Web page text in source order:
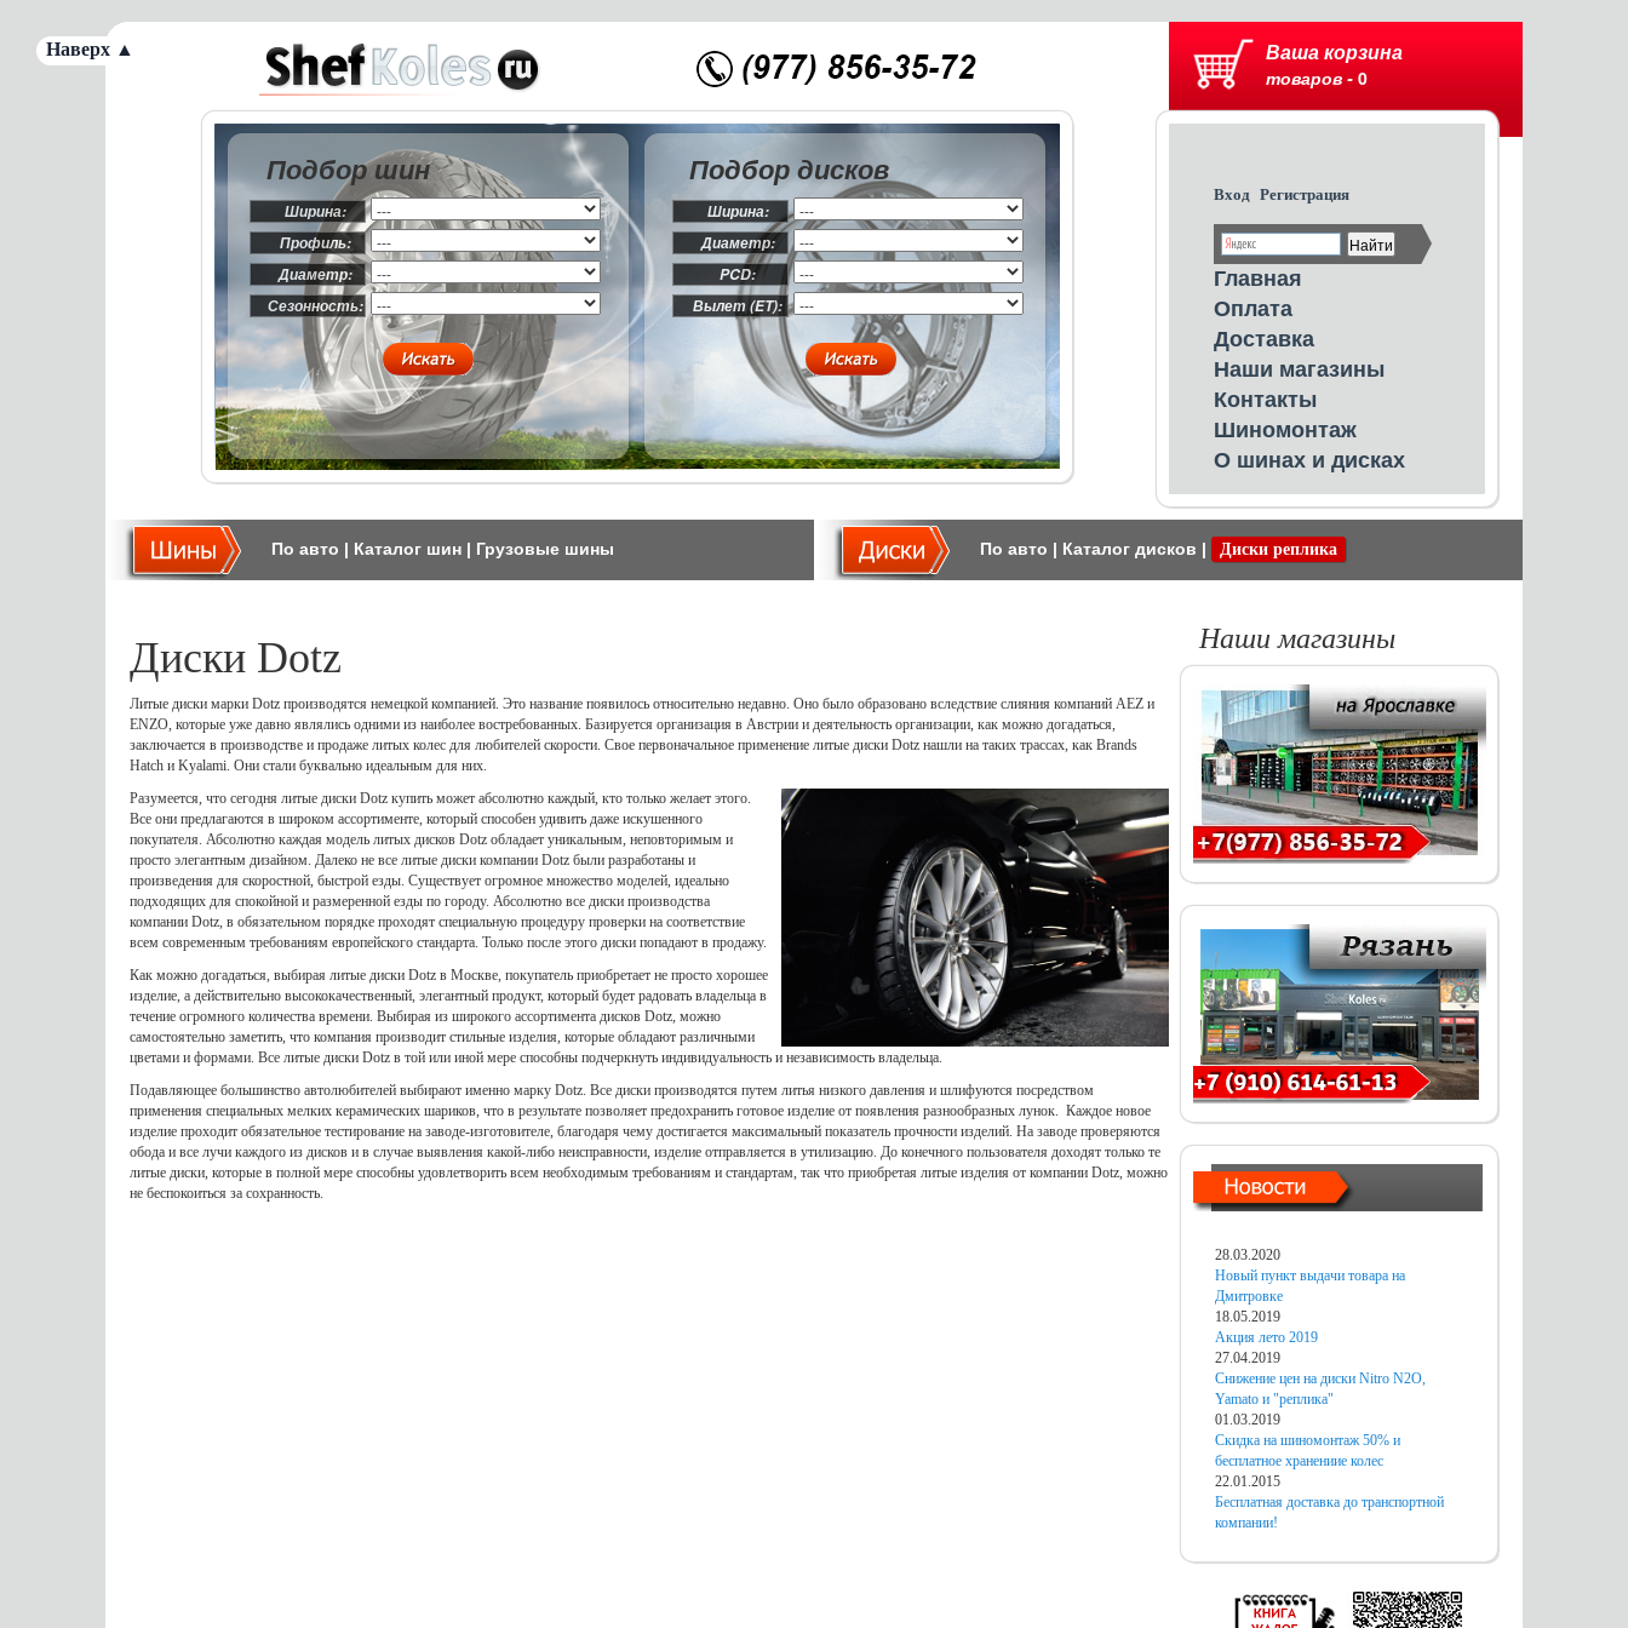
Ваша корзина
товаров - 0
Вход Регистрация
Главная
Оплата
Доставка
Наши магазины
Контакты
Шиномонтаж
О шинах и дисках
Подбор шин
Ширина:
Профиль:
Диаметр:
Сезонность:
Подбор дисков
Ширина:
Диаметр:
PCD:
Вылет (ET):
По авто | Каталог шин | Грузовые шины По авто | Каталог дисков | Диски реплика
Диски Dotz
Литые диски марки Dotz производятся немецкой компанией. Это название появилось относительно недавно. Оно было образовано вследствие слияния компаний AEZ и
ENZO, которые уже давно являлись одними из наиболее востребованных. Базируется организация в Австрии и деятельность организации, как можно догадаться,
заключается в производстве и продаже литых колес для любителей скорости. Свое первоначальное применение литые диски Dotz нашли на таких трассах, как Brands
Hatch и Kyalami. Они стали буквально идеальным для них.
Разумеется, что сегодня литые диски Dotz купить может абсолютно каждый, кто только желает этого.
Все они предлагаются в широком ассортименте, который способен удивить даже искушенного
покупателя. Абсолютно каждая модель литых дисков Dotz обладает уникальным, неповторимым и
просто элегантным дизайном. Далеко не все литые диски компании Dotz были разработаны и
произведения для скоростной, быстрой езды. Существует огромное множество моделей, идеально
подходящих для спокойной и размеренной езды по городу. Абсолютно все диски производства
компании Dotz, в обязательном порядке проходят специальную процедуру проверки на соответствие
всем современным требованиям европейского стандарта. Только после этого диски попадают в продажу.
Как можно догадаться, выбирая литые диски Dotz в Москве, покупатель приобретает не просто хорошее
изделие, а действительно высококачественный, элегантный продукт, который будет радовать владельца в
течение огромного количества времени. Выбирая из широкого ассортимента дисков Dotz, можно
самостоятельно заметить, что компания производит стильные изделия, которые обладают различными
цветами и формами. Все литые диски Dotz в той или иной мере способны подчеркнуть индивидуальность и независимость владельца.
Подавляющее большинство автолюбителей выбирают именно марку Dotz. Все диски производятся путем литья низкого давления и шлифуются посредством
применения специальных мелких керамических шариков, что в результате позволяет предохранить готовое изделие от появления разнообразных лунок. Каждое новое
изделие проходит обязательное тестирование на заводе-изготовителе, благодаря чему достигается максимальный показатель прочности изделий. На заводе проверяются
обода и все лучи каждого из дисков и в случае выявления какой-либо неисправности, изделие отправляется в утилизацию. До конечного пользователя доходят только те
литые диски, которые в полной мере способны удовлетворить всем необходимым требованиям и стандартам, так что приобретая литые изделия от компании Dotz, можно
не беспокоиться за сохранность.
Наши магазины
28.03.2020
Новый пункт выдачи товара на
Дмитровке
18.05.2019
Акция лето 2019
27.04.2019
Снижение цен на диски Nitro N2O,
Yamato и "реплика"
01.03.2019
Скидка на шиномонтаж 50% и
бесплатное хранениие колес
22.01.2015
Бесплатная доставка до транспортной
компании!
Наверх ▲